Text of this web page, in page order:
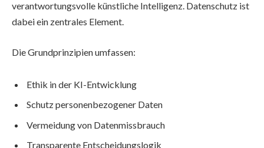
verantwortungsvolle künstliche Intelligenz. Datenschutz ist
dabei ein zentrales Element.
Die Grundprinzipien umfassen:
Ethik in der KI-Entwicklung
Schutz personenbezogener Daten
Vermeidung von Datenmissbrauch
Transparente Entscheidungslogik